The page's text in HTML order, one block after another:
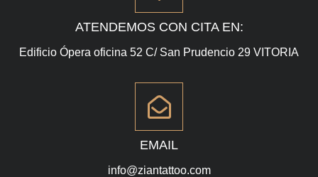
ATENDEMOS CON CITA EN:
Edificio Ópera oficina 52 C/ San Prudencio 29 VITORIA
EMAIL
info@ziantattoo.com